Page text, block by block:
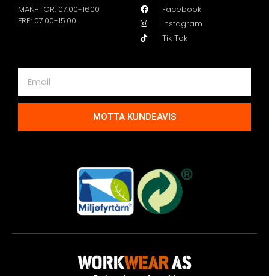
MAN-TOR: 07.00-1600
FRE: 07.00-15.00
Facebook
Instagram
Tik Tok
MOTTA KUNDEAVIS